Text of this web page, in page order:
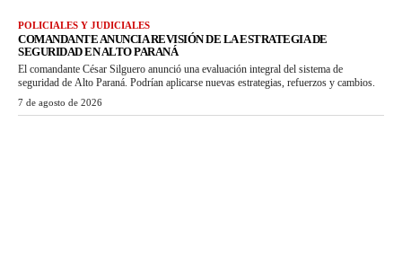
POLICIALES Y JUDICIALES
COMANDANTE ANUNCIA REVISIÓN DE LA ESTRATEGIA DE
SEGURIDAD EN ALTO PARANÁ
El comandante César Silguero anunció una evaluación integral del sistema de
seguridad de Alto Paraná. Podrían aplicarse nuevas estrategias, refuerzos y cambios.
7 de agosto de 2026